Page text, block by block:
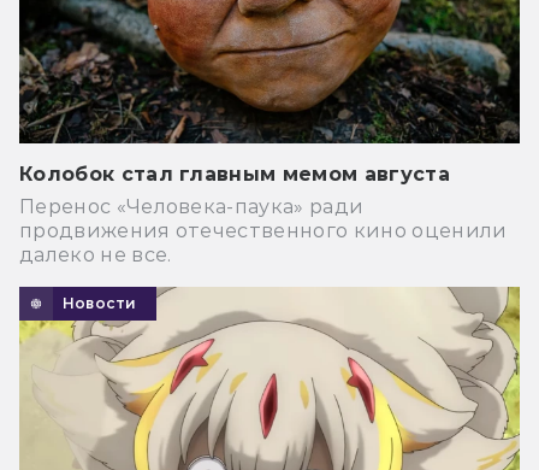
Колобок стал главным мемом августа
Перенос «Человека-паука» ради
продвижения отечественного кино оценили
далеко не все.
Новости